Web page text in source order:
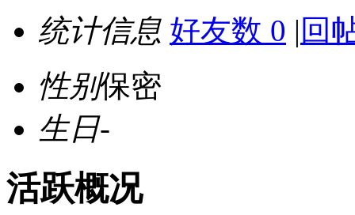
统计信息 好友数 0 | 回
性别保密
生日-
活跃概况